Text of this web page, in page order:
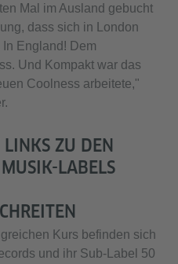
Mal im Ausland gebucht
dass sich in London
England! Dem
Und Kompakt war das
Coolness arbeitete,"
ZU DEN
LABELS
Kurs befinden sich
und ihr Sub-Label 50